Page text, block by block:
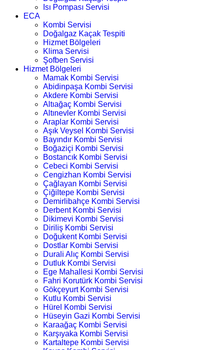
Isı Pompası Servisi
ECA
Kombi Servisi
Doğalgaz Kaçak Tespiti
Hizmet Bölgeleri
Klima Servisi
Şofben Servisi
Hizmet Bölgeleri
Mamak Kombi Servisi
Abidinpaşa Kombi Servisi
Akdere Kombi Servisi
Altıağaç Kombi Servisi
Altınevler Kombi Servisi
Araplar Kombi Servisi
Aşık Veysel Kombi Servisi
Bayındır Kombi Servisi
Boğaziçi Kombi Servisi
Bostancık Kombi Servisi
Cebeci Kombi Servisi
Cengizhan Kombi Servisi
Çağlayan Kombi Servisi
Çiğiltepe Kombi Servisi
Demirlibahçe Kombi Servisi
Derbent Kombi Servisi
Dikimevi Kombi Servisi
Diriliş Kombi Servisi
Doğukent Kombi Servisi
Dostlar Kombi Servisi
Durali Alıç Kombi Servisi
Dutluk Kombi Servisi
Ege Mahallesi Kombi Servisi
Fahri Korutürk Kombi Servisi
Gökçeyurt Kombi Servisi
Kutlu Kombi Servisi
Hürel Kombi Servisi
Hüseyin Gazi Kombi Servisi
Karaağaç Kombi Servisi
Karşıyaka Kombi Servisi
Kartaltepe Kombi Servisi